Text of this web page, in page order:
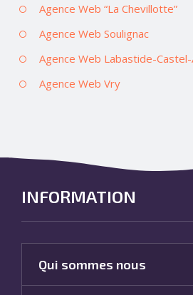
Agence Web “La Chevillotte”
Agence Web Soulignac
Agence Web Labastide-
Agence Web Vry
INFORMATION
Qui sommes nous